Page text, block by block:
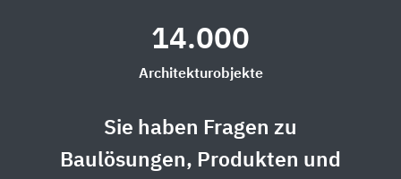
14.000
Architekturobjekte
Sie haben Fragen zu
Baulösungen, Produkten und